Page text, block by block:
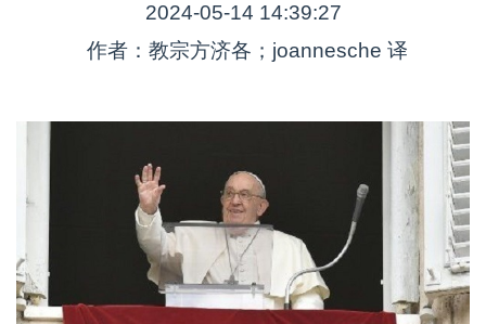
2024-05-14 14:39:27
作者：教宗方济各；joannesche 译